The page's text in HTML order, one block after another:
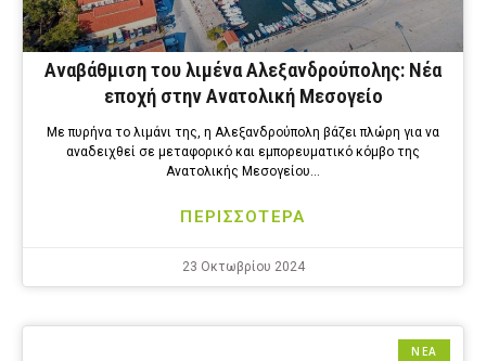
Αναβάθμιση του λιμένα Αλεξανδρούπολης: Νέα
εποχή στην Ανατολική Μεσογείο
Με πυρήνα το λιμάνι της, η Αλεξανδρούπολη βάζει πλώρη για να
αναδειχθεί σε μεταφορικό και εμπορευματικό κόμβο της
Ανατολικής Μεσογείου…
ΠΕΡΙΣΣΟΤΕΡΑ
23 Οκτωβρίου 2024
ΝΕΑ